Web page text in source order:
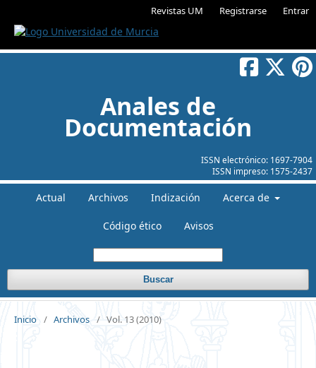
Revistas UM Registrarse Entrar
ISSN electrónico: 1697-7904
ISSN impreso: 1575-2437
Anales de
Documentación
Actual Archivos Indización Acerca de
Código ético Avisos
Buscar
Inicio / Archivos / Vol. 13 (2010)